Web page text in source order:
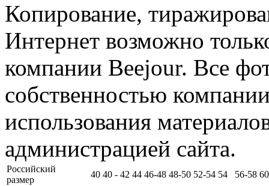
Копирование,
Интернет возможно
компании Beejour. Все
собственностью
использования
администрацией сайта.
Российский
размер
40 40 - 42 44 46-48 48-50 52-54 54 56-58